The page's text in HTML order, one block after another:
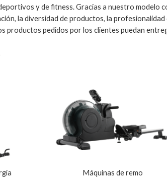
y de fitness. Gracias a nuestro modelo
la diversidad de productos, la
productos pedidos por los clientes puedan
Máquinas de remo